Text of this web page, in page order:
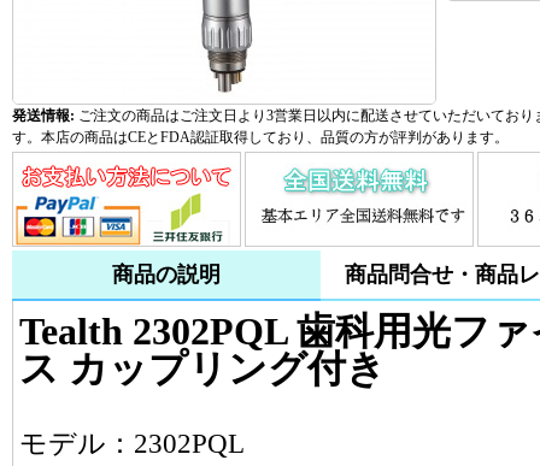
発送情報: ご注文の商品はご注文日より3営業日以内に配送させていただいてお
す。本店の商品はCEとFDA認証取得しており、品質の方が評判があります。
商品の説明 商品問合せ・商品
Tealth 2302PQL 歯科用光フ
ス カップリング付き
モデル：2302PQL